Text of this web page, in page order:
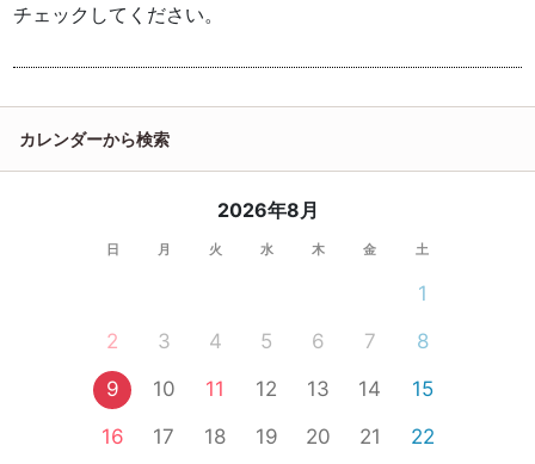
チェックしてください。
カレンダーから検索
2026年8月
日 月 火 水 木 金 土
1
2
3 4 5 6 7
8
9
10 11 12 13 14
15
16
17 18 19 20 21
22